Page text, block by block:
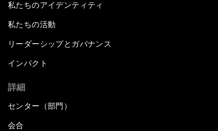
私たちのアイデンティティ
私たちの活動
リーダーシップとガバナンス
インパクト
詳細
センター（部門）
会合